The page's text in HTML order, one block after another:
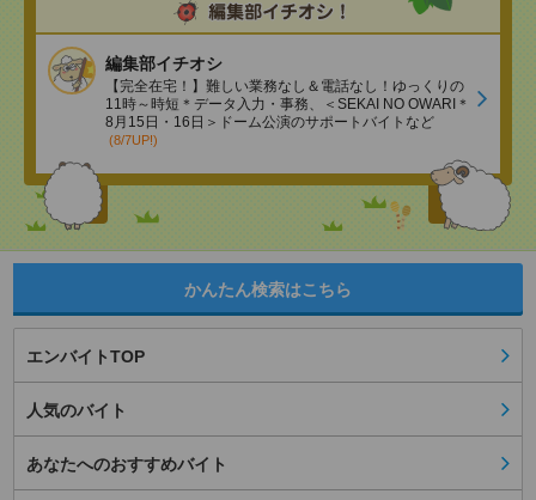
編集部イチオシ
【完全在宅！】難しい業務なし＆電話なし！ゆっくりの
11時～時短＊データ入力・事務、＜SEKAI NO OWARI＊
8月15日・16日＞ドーム公演のサポートバイトなど
(8/7UP!)
かんたん検索はこちら
エンバイトTOP
人気のバイト
あなたへのおすすめバイト